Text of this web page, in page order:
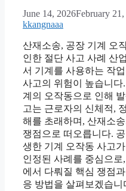
June 14, 2026February
kkangnaaa
산재소송, 공장 기계 오
인한 절단 사고 사례 산
서 기계를 사용하는 작
사고의 위험이 높습니다.
계의 오작동으로 인해
고는 근로자의 신체적,
해를 초래하며, 산재소
쟁점으로 떠오릅니다.
생한 기계 오작동 사고
인정된 사례를 중심으로
에서 다뤄질 핵심 쟁점
응 방법을 살펴보겠습니